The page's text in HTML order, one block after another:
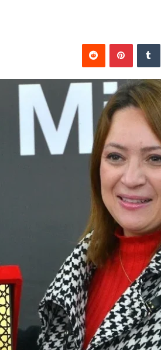
لينكدإن بينتيريست